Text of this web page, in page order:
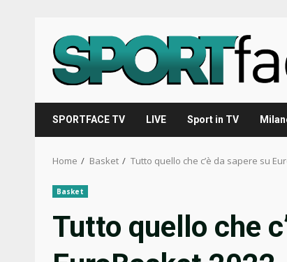
content
SPORTFACE TV LIVE Sport in TV
Home Basket Tutto quello che c’è da sapere su
Basket
Tutto quello che